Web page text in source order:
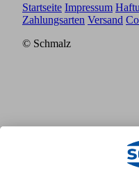
Startseite Impressum
Zahlungsarten Versand
© Schmalz